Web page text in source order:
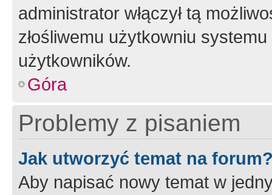
administrator włączył tą
złośliwemu użytkowniu
użytkowników.
Góra
Problemy z pisaniem
Jak utworzyć temat na
Aby napisać nowy temat w